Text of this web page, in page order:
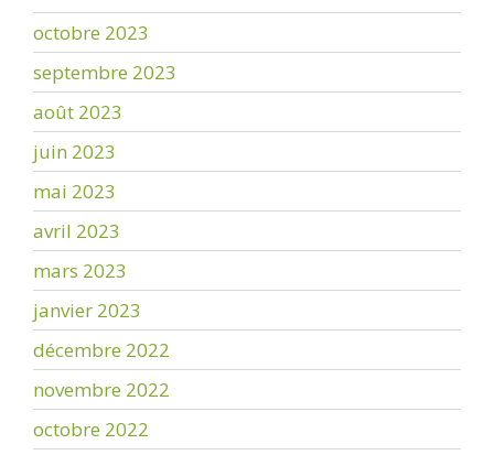
octobre 2023
septembre 2023
août 2023
juin 2023
mai 2023
avril 2023
mars 2023
janvier 2023
décembre 2022
novembre 2022
octobre 2022